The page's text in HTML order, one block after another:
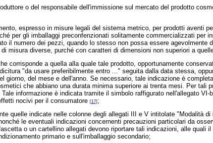
o del responsabile dell'immissione sul mercato del prodotto
espresso in misure legali del sistema metrico, per prodotti aventi
per gli imballaggi preconfenzionati solitamente commercializzati
il numero dei pezzi, quando lo stesso non possa essere
misura diverse, purché con caratteri di dimensioni non superiori a
a quella alla quale tale prodotto, opportunamente
"da usare preferibilmente entro ..." seguita dalla data stessa,
giorno, del mese e dell'anno. Se necessario, tale indicazione è
che abbiano una durata minima superiore ai trenta mesi. Per
informazione è indicata tramite il simbolo raffigurato nell'allegato
nocivi per il consumatore [17] ;
quelle indicate nelle colonne degli allegati III e V intitolate "Modalità
le eventuali indicazioni concernenti precauzioni particolari da
o un cartellino allegati devono riportare tali indicazioni, alle quali
primario e sull'imballaggio secondario;